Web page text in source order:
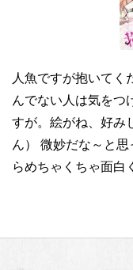
人魚ですが抱いてく
んでない人は気をつ
すが。絵がね、好み
ん） 微妙だな～と
らめちゃくちゃ面白